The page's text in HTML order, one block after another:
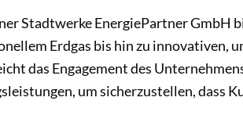
Stadtwerke EnergiePartner GmbH
Erdgas bis hin zu innovativen,
das Engagement des
um sicherzustellen, dass